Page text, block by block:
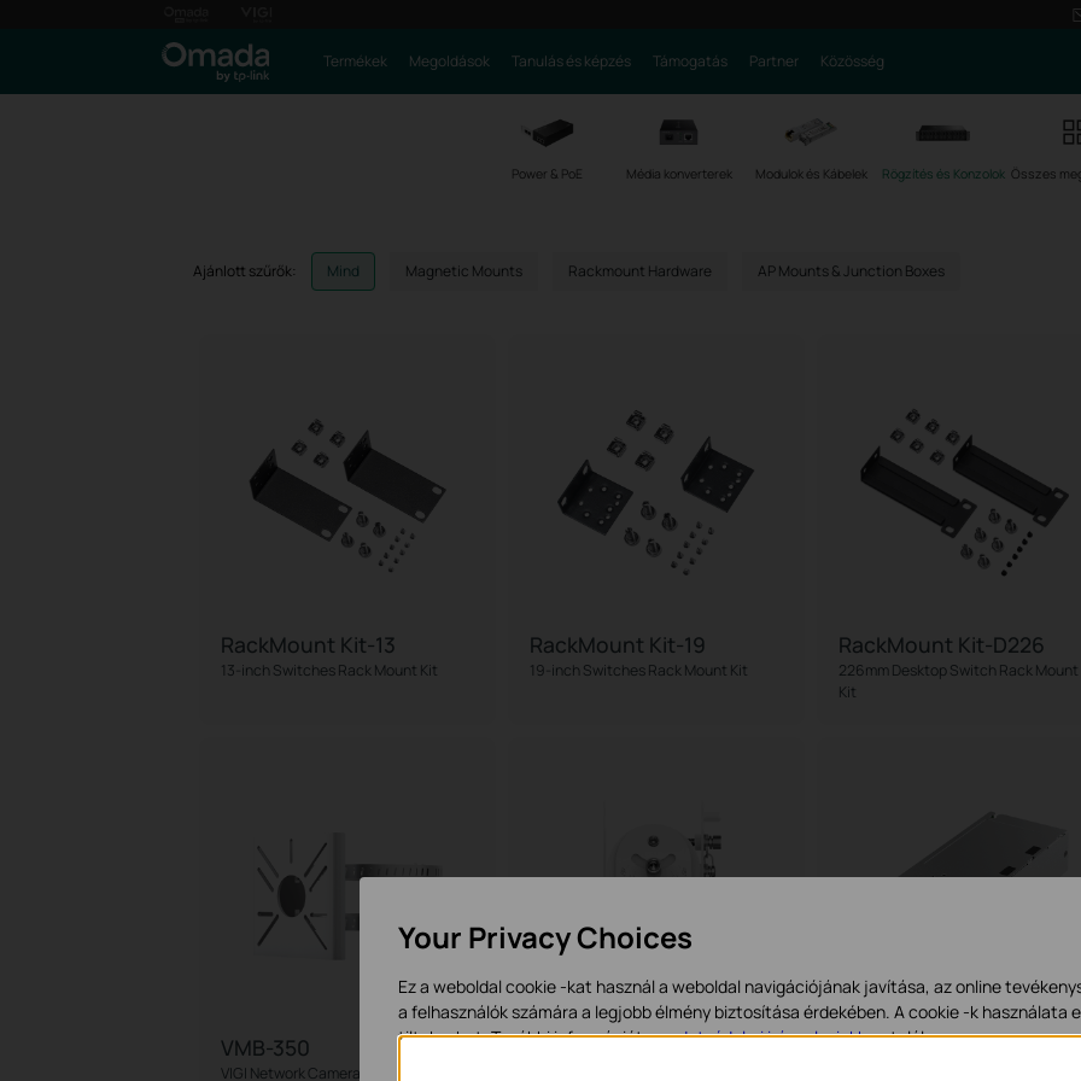
Termékek Megoldások Tanulás és képzés Támogatás Partner Közösség
Power & PoE Média konverterek Modulok és Kábelek Rögzítés és Konzolok Összes
Ajánlott szűrők: Mind Magnetic Mounts Rackmount Hardware AP Mounts & Junction Boxes
RackMount Kit-13
13-inch Switches Rack Mount Kit
RackMount Kit-19
19-inch Switches Rack Mount Kit
RackMount Kit-D226
226mm Desktop Switch Rack Mount
Kit
VMB-350
VIGI Network Camera Pole Mounting
APM-103 PSM550-AC
Your Privacy Choices
Ez a weboldal cookie -kat használ a weboldal navigációjának javítása, az online
a felhasználók számára a legjobb élmény biztosítása érdekében. A cookie -k használata
tiltakozhat. További információt azadatvédelmi irányelveinkbentalál.